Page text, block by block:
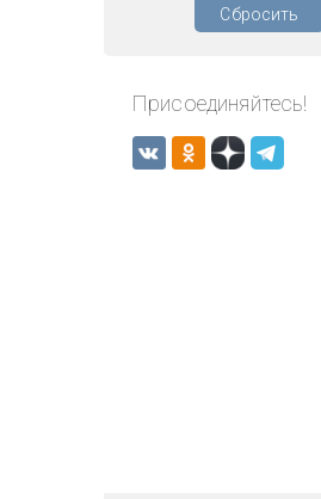
Сбросить
Присоединяйтесь!